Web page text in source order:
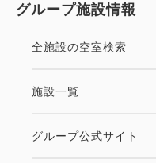
グループ施設情報
全施設の空室検索
施設一覧
グループ公式サイト